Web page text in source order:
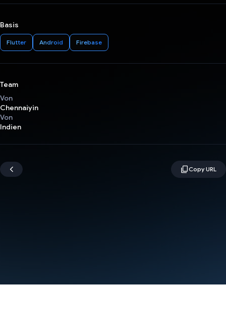
Basis
Flutter Android Firebase
Team
Von
Chennaiyin
Von
Indien